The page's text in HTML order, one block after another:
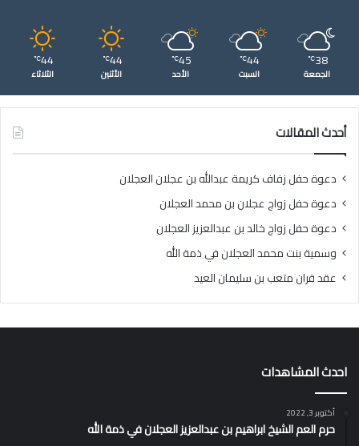
38
℃
الجمعة
44
℃
السبت
45
℃
الأحد
44
℃
الأثنين
44
℃
الثلاثاء
أحدث المقالات
دعوة حفل زفاف كريمة عبدالله بن عجلان العجلان
دعوة حفل زواج عجلان بن محمد العجلان
دعوة حفل زواج خالد بن عبدالعزيز العجلان
وسمية بنت محمد العجلان في ذمة الله
عقد قران متعب بن سليمان العيد
احدث المشاهدات
أكتوبر 3, 2022
حرم العم الشيخ ابراهيم بن عبدالعزيز العجلان في ذمة الله